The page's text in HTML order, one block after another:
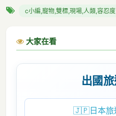
c小編,寵物,雙標,現場,人類,容忍度
大家在看
出國
🇯🇵 日本